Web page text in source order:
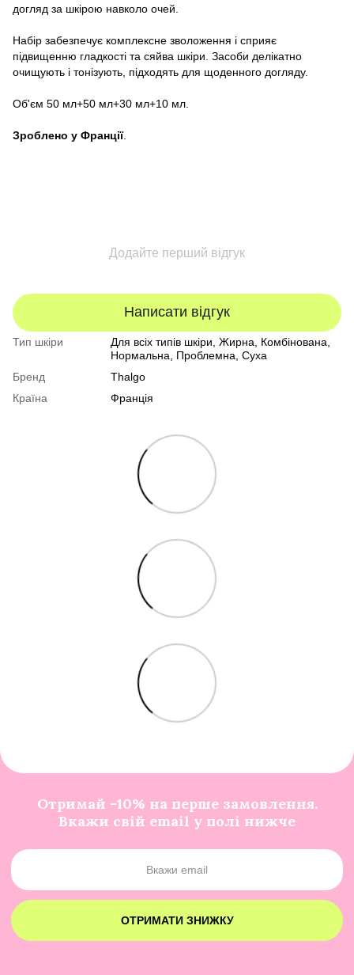
догляд за шкірою навколо очей.
Набір забезпечує комплексне зволоження і сприяє
підвищенню гладкості та сяйва шкіри. Засоби делікатно
очищують і тонізують, підходять для щоденного догляду.
Об'єм 50 мл+50 мл+30 мл+10 мл.
Зроблено у Франції.
Додайте перший відгук
Написати відгук
Тип шкіри Для всіх типів шкіри Жирна Комбінована
Нормальна
Проблемна Суха
Бренд
Thalgo
Країна
Франція
Отримай -10% на перше замовлення.
Вкажи свій email у полі нижче
ОТРИМАТИ ЗНИЖКУ